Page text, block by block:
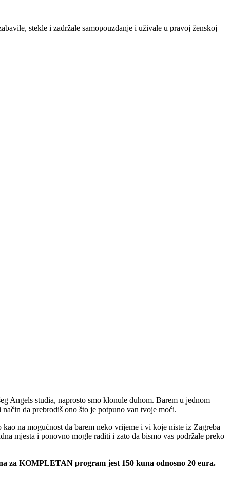
stekle i zadržale samopouzdanje i uživale u pravoj ženskoj
Angels studia, naprosto smo klonule duhom. Barem u jednom
da prebrodiš ono što je potpuno van tvoje moći.
na mogućnost da barem neko vrijeme i vi koje niste iz Zagreba
mjesta i ponovno mogle raditi i zato da bismo vas podržale preko
za KOMPLETAN program jest 150 kuna odnosno 20 eura.